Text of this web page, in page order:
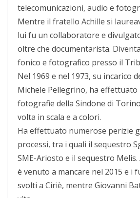
telecomunicazioni, audio e
Mentre il fratello Achille si
lui fu un collaboratore e
oltre che documentarista.
fonico e fotografico presso il
Nel 1969 e nel 1973, su incarico
Michele Pellegrino, ha effettuato
fotografie della Sindone di
volta in scala e a colori.
Ha effettuato numerose perizie
processi, tra i quali il sequestro
SME-Ariosto e il sequestro Melis.
è venuto a mancare nel 2015 e i
svolti a Ciriè, mentre Giovanni